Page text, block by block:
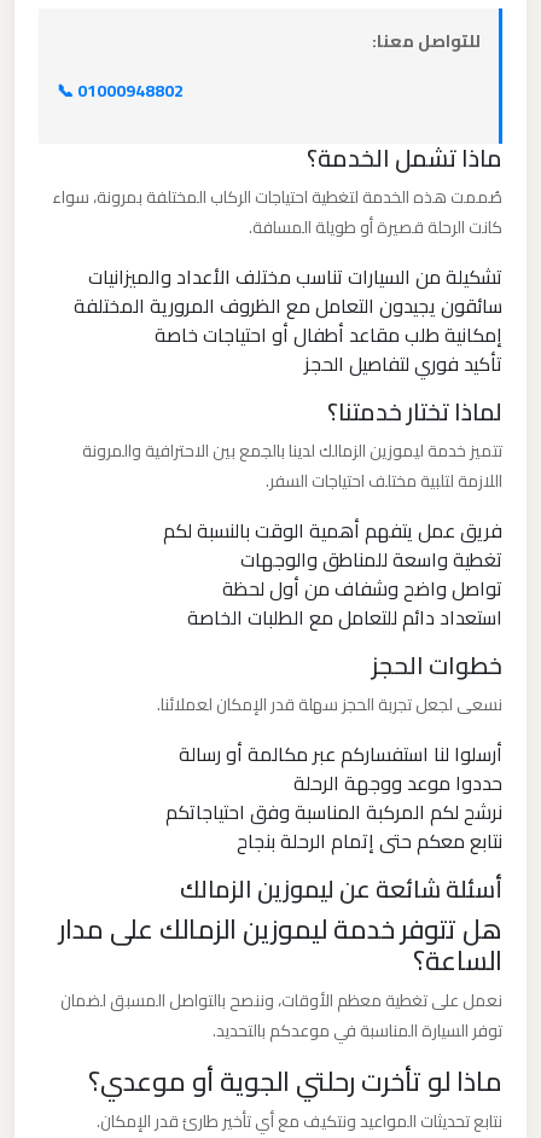
للتواصل معنا:
📞 01000948802
ماذا تشمل الخدمة؟
صُممت هذه الخدمة لتغطية احتياجات الركاب المختلفة بمرونة، سواء
كانت الرحلة قصيرة أو طويلة المسافة.
تشكيلة من السيارات تناسب مختلف الأعداد والميزانيات
سائقون يجيدون التعامل مع الظروف المرورية المختلفة
إمكانية طلب مقاعد أطفال أو احتياجات خاصة
تأكيد فوري لتفاصيل الحجز
لماذا تختار خدمتنا؟
تتميز خدمة ليموزين الزمالك لدينا بالجمع بين الاحترافية والمرونة
اللازمة لتلبية مختلف احتياجات السفر.
فريق عمل يتفهم أهمية الوقت بالنسبة لكم
تغطية واسعة للمناطق والوجهات
تواصل واضح وشفاف من أول لحظة
استعداد دائم للتعامل مع الطلبات الخاصة
خطوات الحجز
نسعى لجعل تجربة الحجز سهلة قدر الإمكان لعملائنا.
أرسلوا لنا استفساركم عبر مكالمة أو رسالة
حددوا موعد ووجهة الرحلة
نرشح لكم المركبة المناسبة وفق احتياجاتكم
نتابع معكم حتى إتمام الرحلة بنجاح
أسئلة شائعة عن ليموزين الزمالك
هل تتوفر خدمة ليموزين الزمالك على مدار
الساعة؟
نعمل على تغطية معظم الأوقات، وننصح بالتواصل المسبق لضمان
توفر السيارة المناسبة في موعدكم بالتحديد.
ماذا لو تأخرت رحلتي الجوية أو موعدي؟
نتابع تحديثات المواعيد ونتكيف مع أي تأخير طارئ قدر الإمكان.
الدولي
العرب
الاسكندرية
ليموزين
العرب
اسكندرية
ليموزين
العرب
ليموزين
القاهرة
اسكندرية
ليموزين
القاهرة
الدولي
ليموزين
القاهرة